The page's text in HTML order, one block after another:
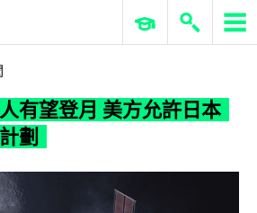
ERP 與商業 AI
有望登月 美方允許日本
劃